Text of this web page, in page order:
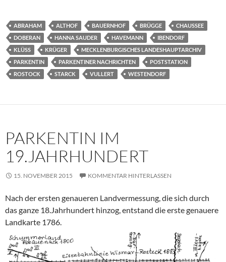
ABRAHAM ALTHOF BAUERNHOF BRÜGGE
CHAUSSEE
DOBERAN
HANNA SAUDER HAVEMANN
IBENDORF
KLÜSS
KRÜGER
MECKLENBURGISCHES LANDESHAUPTARCHIV
PARKENTIN
PARKENTINER NACHRICHTEN
POSTSTATION
ROSTOCK
STARCK VULLERT WESTENDORF
PARKENTIN IM
19.JAHRHUNDERT
15. NOVEMBER 2015 KOMMENTAR HINTERLASSEN
Nach der ersten genaueren Landvermessung, die sich durch
das ganze 18.Jahrhundert hinzog, entstand die erste genauere
Landkarte 1786.